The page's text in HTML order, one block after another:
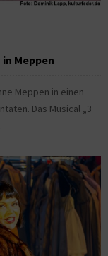
Meppen
Meppen in einen
Das Musical „3